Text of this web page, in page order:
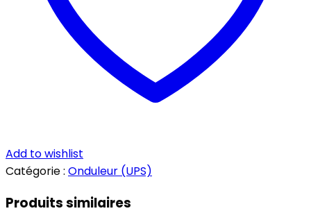
Add to wishlist
Catégorie : Onduleur (UPS)
Produits similaires